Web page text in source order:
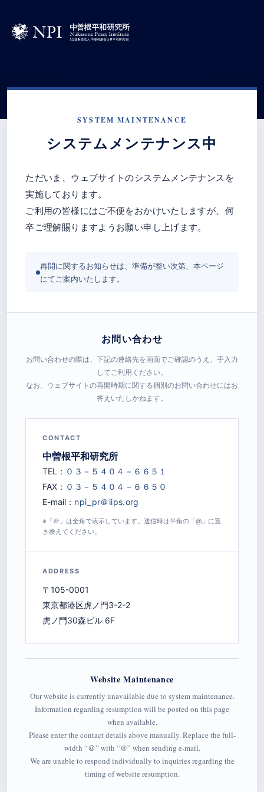
SYSTEM MAINTENANCE
システムメンテナンス中
ただいま、ウェブサイトのシステムメンテナンスを
実施しております。
ご利用の皆様にはご不便をおかけいたしますが、何
卒ご理解賜りますようお願い申し上げます。
再開に関するお知らせは、準備が整い次第、本ページ
にてご案内いたします。
お問い合わせ
お問い合わせの際は、下記の連絡先を画面でご確認のうえ、手入力
してご利用ください。
なお、ウェブサイトの再開時期に関する個別のお問い合わせにはお
答えいたしかねます。
CONTACT
中曽根平和研究所
TEL：
FAX：
E-mail：
※「＠」は全角で表示しています。送信時は半角の「@」に置
き換えてください。
ADDRESS
〒105-0001
東京都港区虎ノ門3-2-2
虎ノ門30森ビル 6F
Website Maintenance
Our website is currently unavailable due to system maintenance.
Information regarding resumption will be posted on this page
when available.
Please enter the contact details above manually. Replace the full-
width “＠” with “@” when sending e-mail.
We are unable to respond individually to inquiries regarding the
timing of website resumption.